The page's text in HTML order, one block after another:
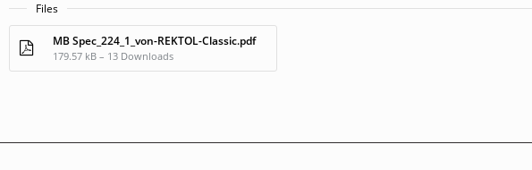
Files
MB Spec_224_1_von-REKTOL-Classic.pdf
179.57 kB – 13 Downloads